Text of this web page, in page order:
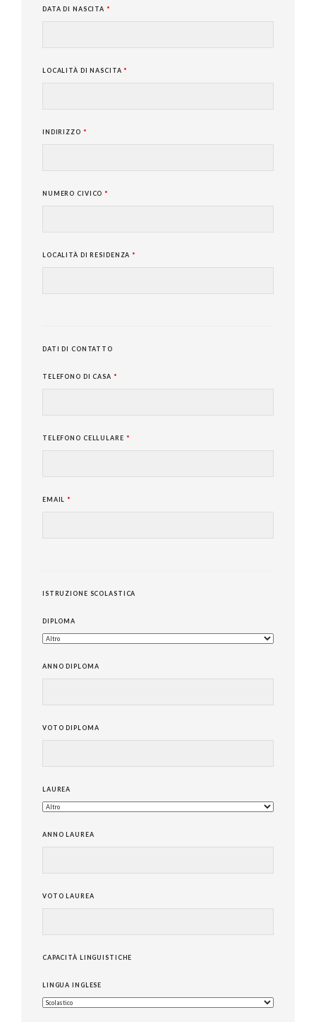
DATA DI NASCITA *
LOCALITÀ DI NASCITA *
INDIRIZZO *
NUMERO CIVICO *
LOCALITÀ DI RESIDENZA *
DATI DI CONTATTO
TELEFONO DI CASA *
TELEFONO CELLULARE *
EMAIL *
ISTRUZIONE SCOLASTICA
DIPLOMA
ANNO DIPLOMA
VOTO DIPLOMA
LAUREA
ANNO LAUREA
VOTO LAUREA
CAPACITÀ LINGUISTICHE
LINGUA INGLESE